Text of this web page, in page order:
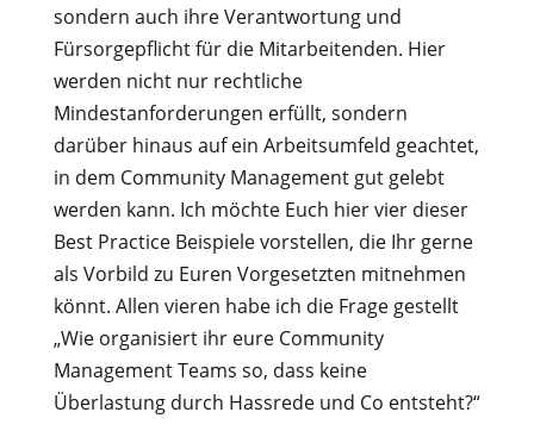
sondern auch ihre Verantwortung und
Fürsorgepflicht für die Mitarbeitenden. Hier
werden nicht nur rechtliche
Mindestanforderungen erfüllt, sondern
darüber hinaus auf ein Arbeitsumfeld geachtet,
in dem Community Management gut gelebt
werden kann. Ich möchte Euch hier vier dieser
Best Practice Beispiele vorstellen, die Ihr gerne
als Vorbild zu Euren Vorgesetzten mitnehmen
könnt. Allen vieren habe ich die Frage gestellt
„Wie organisiert ihr eure Community
Management Teams so, dass keine
Überlastung durch Hassrede und Co entsteht?“